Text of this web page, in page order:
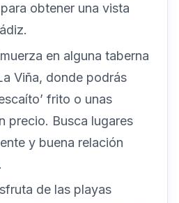
obtener una vista
en alguna taberna
Viña, donde podrás
frito o unas
precio. Busca lugares
y buena relación
de las playas